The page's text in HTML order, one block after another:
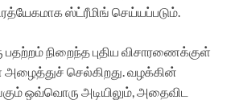
ஸ்ட்ரீமிங் செய்யப்படும்.
பதற்றம் நிறைந்த புதிய விசாரணைக்குள்
செல்கிறது. வழக்கின்
ஒவ்வொரு அடியிலும், அதைவிட